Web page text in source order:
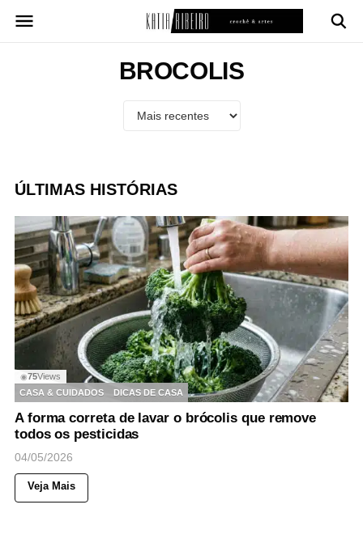
para
BROCOLIS
ÚLTIMAS HISTÓRIAS
◉75Views
CASA & CUIDADOS
DICAS DE CASA
A forma correta de lavar o brócolis que remove
todos os pesticidas
04/05/2026
Veja Mais